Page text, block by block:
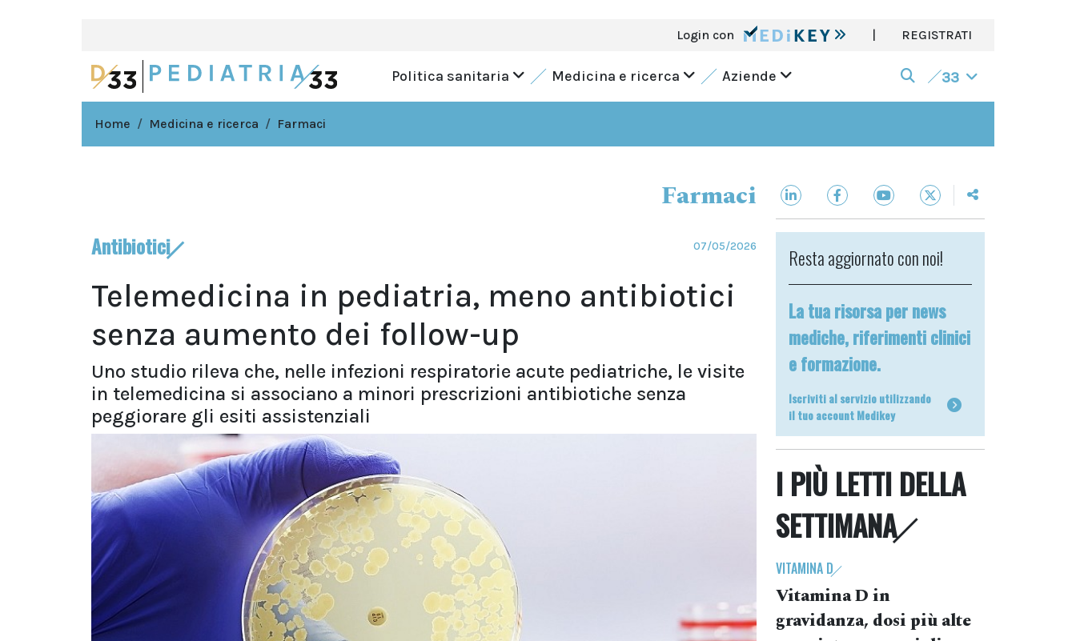
Login con | REGISTRATI
Politica sanitaria Medicina e ricerca Aziende 33
Home Medicina e ricerca Farmaci
Farmaci
Antibiotici 07/05/2026
Telemedicina in pediatria, meno antibiotici
senza aumento dei follow-up
Uno studio rileva che, nelle infezioni respiratorie acute pediatriche, le visite
in telemedicina si associano a minori prescrizioni antibiotiche senza
peggiorare gli esiti assistenziali
Resta aggiornato con noi!
La tua risorsa per news
mediche, riferimenti clinici
e formazione.
Iscriviti al servizio utilizzando
il tuo account Medikey
I PIÙ LETTI DELLA
SETTIMANA
VITAMINA D
Vitamina D in
gravidanza, dosi più alte